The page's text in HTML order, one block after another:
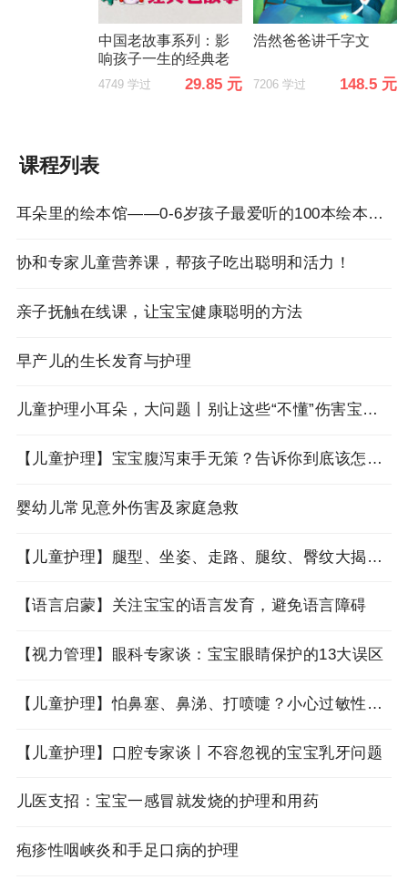
中国老故事系列：影
响孩子一生的经典老
故事（第二辑）
4749 学过 29.85 元
浩然爸爸讲千字文
7206 学过 148.5 元
课程列表
耳朵里的绘本馆——0-6岁孩子最爱听的100本绘本故事
协和专家儿童营养课，帮孩子吃出聪明和活力！
亲子抚触在线课，让宝宝健康聪明的方法
早产儿的生长发育与护理
儿童护理小耳朵，大问题丨别让这些“不懂”伤害宝宝的耳朵！
【儿童护理】宝宝腹泻束手无策？告诉你到底该怎么治！
婴幼儿常见意外伤害及家庭急救
【儿童护理】腿型、坐姿、走路、腿纹、臀纹大揭秘！
【语言启蒙】关注宝宝的语言发育，避免语言障碍
【视力管理】眼科专家谈：宝宝眼睛保护的13大误区
【儿童护理】怕鼻塞、鼻涕、打喷嚏？小心过敏性鼻炎找上门！
【儿童护理】口腔专家谈丨不容忽视的宝宝乳牙问题
儿医支招：宝宝一感冒就发烧的护理和用药
疱疹性咽峡炎和手足口病的护理